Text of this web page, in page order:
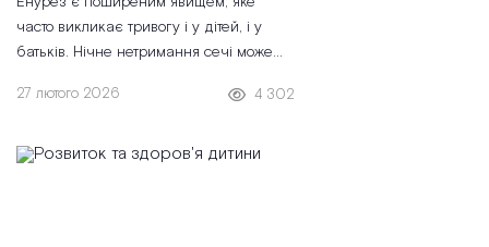
часто викликає тривогу і у дітей, і у
батьків. Нічне нетримання сечі може
загальне самопочуття дитини, а також
27 лютого 2026 4 302